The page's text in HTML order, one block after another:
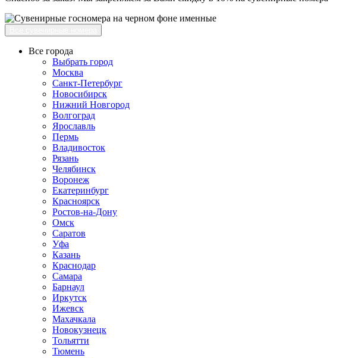
Все города
Выбрать город
Москва
Санкт-Петербург
Новосибирск
Нижний Новгород
Волгоград
Ярославль
Пермь
Владивосток
Рязань
Челябинск
Воронеж
Екатеринбург
Красноярск
Ростов-на-Дону
Омск
Саратов
Уфа
Казань
Краснодар
Самара
Барнаул
Иркутск
Ижевск
Махачкала
Новокузнецк
Тольятти
Тюмень